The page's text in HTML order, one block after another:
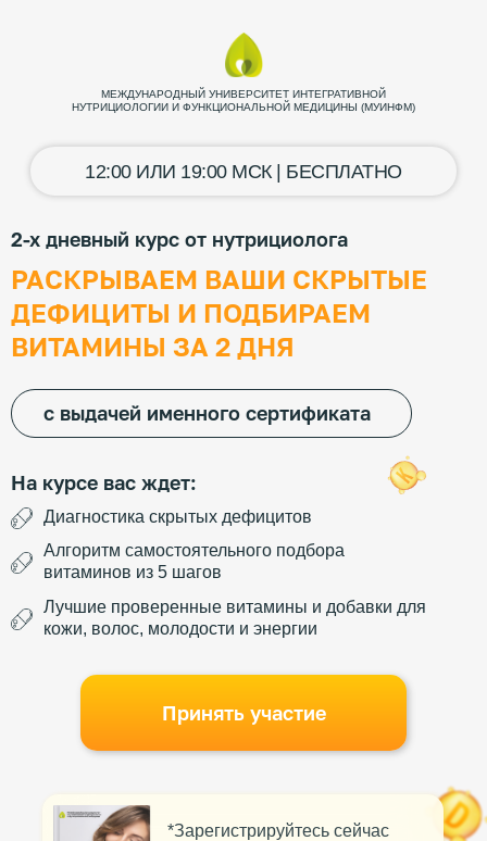
12:00 ИЛИ 19:00 МСК | БЕСПЛАТНО
*Зарегистрируйтесь сейчас
Принять участие
Лучшие проверенные витамины и добавки для
кожи, волос, молодости и энергии
Алгоритм самостоятельного подбора
витаминов из 5 шагов
Диагностика скрытых дефицитов
На курсе вас ждет:
с выдачей именного сертификата
РАСКРЫВАЕМ ВАШИ СКРЫТЫЕ
ДЕФИЦИТЫ И ПОДБИРАЕМ
ВИТАМИНЫ ЗА 2 ДНЯ
2-х дневный курс от нутрициолога
МЕЖДУНАРОДНЫЙ УНИВЕРСИТЕТ ИНТЕГРАТИВНОЙ
НУТРИЦИОЛОГИИ И ФУНКЦИОНАЛЬНОЙ МЕДИЦИНЫ (МУИНФМ)